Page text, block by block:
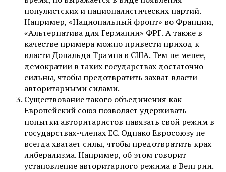
популистских и националистических партий.
Например, «Национальный фронт» во Франции,
«Альтернатива для Германии» ФРГ. А также в
качестве примера можно привести приход к
власти Дональда Трампа в США. Тем не менее,
демократии в таких государствах достаточно
сильны, чтобы предотвратить захват власти
авторитарными силами.
Существование такого объединения как
Европейский союз позволяет удерживать
попытки авторитаристов навязать свой режим в
государствах-членах ЕС. Однако Евросоюзу не
всегда хватает силы, чтобы предотвратить крах
либерализма. Например, об этом говорит
установление авторитарного режима в Венгрии.